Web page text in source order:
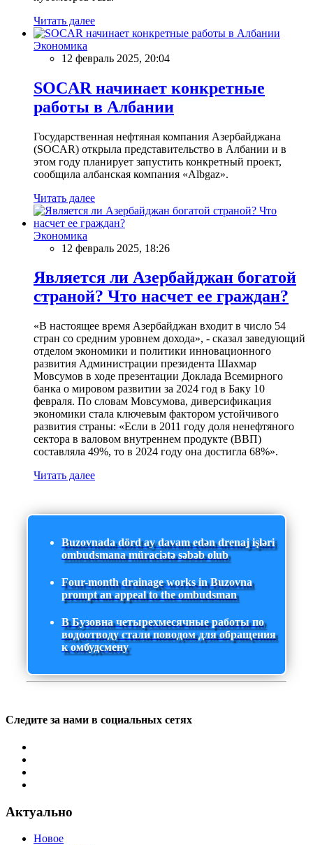
Читать далее
Экономика
12 февраль 2025, 20:04
SOCAR начинает конкретные
работы в Албании
Государственная нефтяная компания Азербайджана
(SOCAR) открыла представительство в Албании и в
этом году планирует запустить конкретный проект,
сообщила албанская компания «Albgaz».
Читать далее
Экономика
12 февраль 2025, 18:26
Является ли Азербайджан богатой
страной? Что насчет ее граждан?
«В настоящее время Азербайджан входит в число 54
стран со средним уровнем дохода», - сказал заведующий
отделом экономики и политики инновационного
развития Администрации президента Шахмар
Мовсумов в ходе презентации Доклада Всемирного
банка о мировом развитии за 2024 год в Баку 10
февраля. По словам Мовсумова, диверсификация
экономики стала ключевым фактором устойчивого
развития страны: «Если в 2011 году доля ненефтяного
сектора в валовом внутреннем продукте (ВВП)
составляла 49%, то в 2024 году она достигла 68%».
Читать далее
Buzovnada dörd ay davam edən drenaj işləri
ombudsmana müraciətə səbəb olub
Four-month drainage works in Buzovna
prompt an appeal to the ombudsman
В Бузовна четырехмесячные работы по
водоотводу стали поводом для обращения
к омбудсмену
Следите за нами в социальных сетях
Актуально
Новое